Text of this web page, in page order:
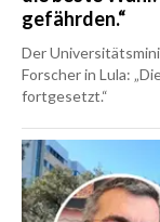
gefährden.“
Der
Forscher in Lula:
fortgesetzt.“